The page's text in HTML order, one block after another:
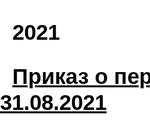
2021
Приказ о
31.08.2021